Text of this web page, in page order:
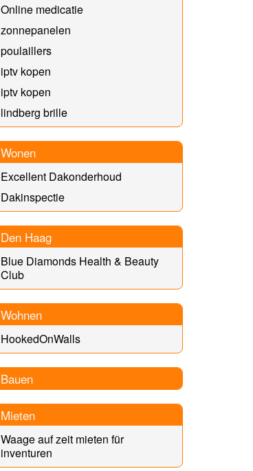
Online medicatie
zonnepanelen
poulaillers
iptv kopen
iptv kopen
lindberg brille
Wonen
Excellent Dakonderhoud
Dakinspectie
Den Haag
Blue Diamonds Health & Beauty
Club
Wohnen
HookedOnWalls
Bauen
Mieten
Waage auf zeit mieten für
inventuren